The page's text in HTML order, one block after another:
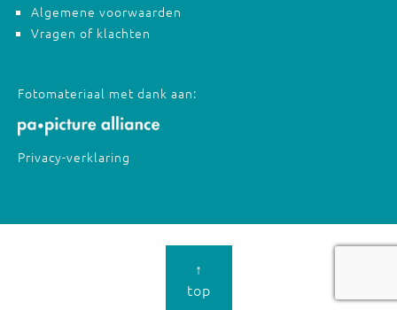
Algemene voorwaarden
Vragen of klachten
Fotomateriaal met dank aan:
Privacy-verklaring
↑
top